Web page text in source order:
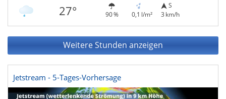
27° 90 % 0,1 l/m²
S
3 km/h
Weitere Stunden anzeigen
Jetstream - 5-Tages-Vorhersage